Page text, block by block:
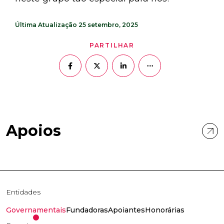
Última Atualização 25 setembro, 2025
PARTILHAR
Apoios
Entidades
GovernamentaisFundadorasApoiantesHonorárias